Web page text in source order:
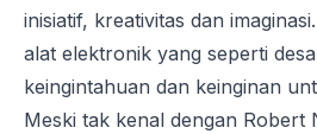
inisiatif, kreativitas dan
alat elektronik yang seperti
keingintahuan dan keinginan
Meski tak kenal dengan Robert